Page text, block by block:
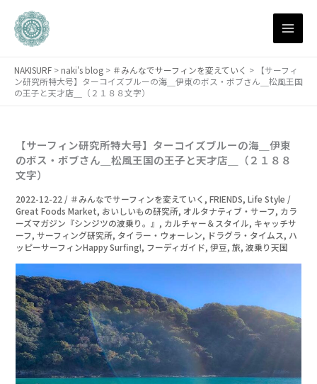
NAKISURF > naki's blog > ＃みんなでサーフィンを変えていく >
【サーフィ
ン研究所特大号】ターコイズブルーの海＿伊東のボス・ボブさん＿松風王国
の王子と天才店＿（２１８８文字）
【サーフィン研究所特大号】ターコイズブルーの海＿伊東
のボス・ボブさん＿松風王国の王子と天才店＿（２１８８
文字）
2022-12-22 / ＃みんなでサーフィンを変えていく ,FRIENDS,Life Style /
Great Foods Market, おいしいもの研究所, オルタナティブ・サーフ, カラ
ーズマガジン『シンジツの波乗り。』 , カルチャー＆スタイル, キャッチサ
ーフ,サーフィング研究所, タイラー・ウォーレン, ドラグラ・タイムス, ハ
ッピーサーフィンHappy Surfing!, フーディガイド,伊豆,旅,波乗り天国
別
ア
ー
イ
ブ